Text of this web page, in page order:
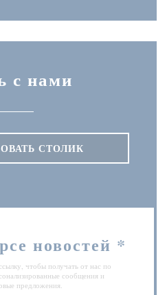
с нами
СТОЛИК
новостей *
чтобы получать от нас по
сообщения и
предложения.